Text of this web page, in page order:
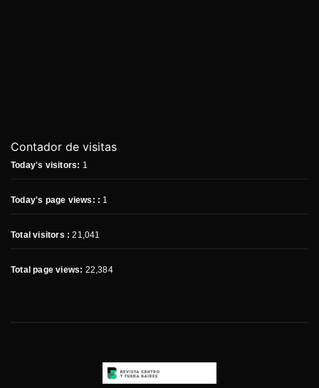
Contador de visitas
Today's visitors: 1
Today's page views: : 1
Total visitors :21,041
Total page views: 22,384